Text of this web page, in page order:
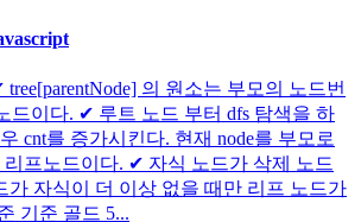
의 원소는 부모의 노드번
드이다. ✔ 루트 노드 부터 dfs 탐색을 하
cnt를 증가시킨다. 현재 node를 부모로
프노드이다. ✔ 자식 노드가 삭제 노드
가 자식이 더 이상 없을 때만 리프 노드가
기준 골드 5...